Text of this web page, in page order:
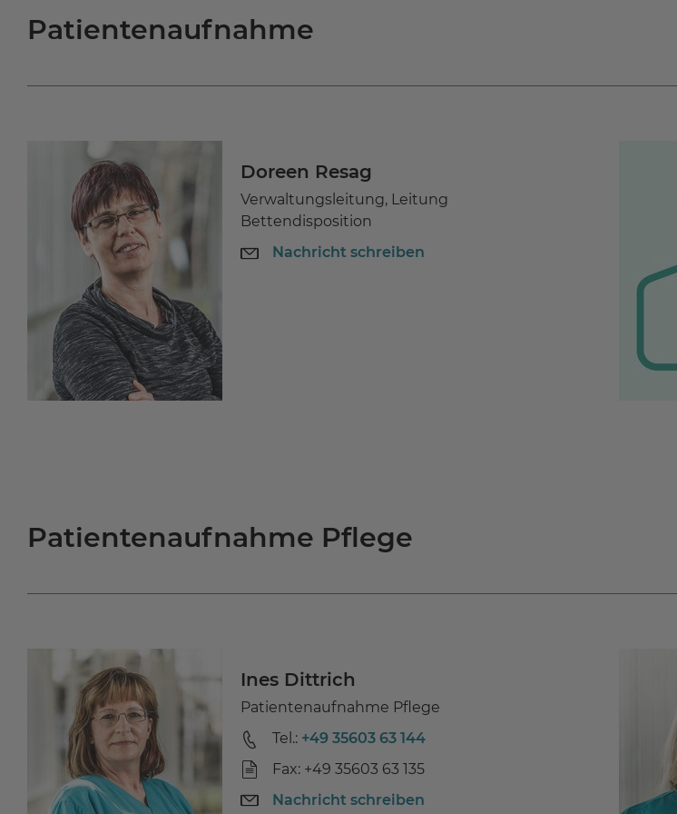
Patientenaufnahme
Doreen Resag
Verwaltungsleitung, Leitung
Bettendisposition
Nachricht schreiben
Patientenaufnahme Pflege
Ines Dittrich
Patientenaufnahme Pflege
Tel.: +49 35603 63 144
Fax: +49 35603 63 135
Nachricht schreiben